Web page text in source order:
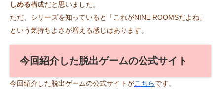
しめる構成だと思いました。
ただ、シリーズを知っていると「これがNINE ROOMSだよね」
という気持ちよさが増える感じはあります。
今回紹介した脱出ゲームの公式サイト
今回紹介した脱出ゲームの公式サイトがこちらです。